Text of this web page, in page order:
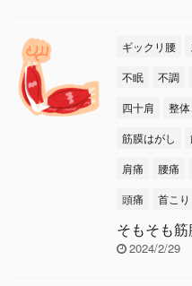
ギックリ腰
不眠
不調
四十肩
整体
筋膜はがし
肩痛
腰痛
頭痛
首こり
そもそも
2024/2/29